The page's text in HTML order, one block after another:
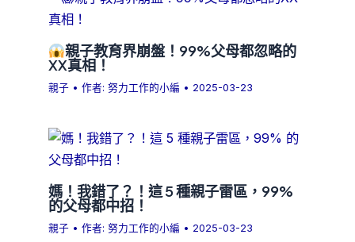
親子教育界崩盤！99%父母都忽略的
XX真相！
親子 • 作者:努力工作的小編 • 2025-03-23
媽！我錯了？！這 5 種親子雷區，99%
的父母都中招！
親子 • 作者:努力工作的小編 • 2025-03-23